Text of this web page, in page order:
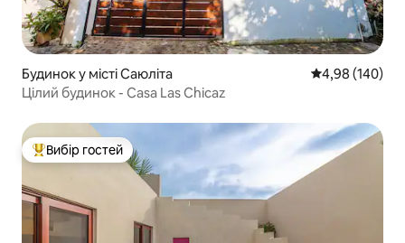
Будинок у місті Саюліта Середня
4,98 (140)
Цілий будинок - Casa Las Chicaz
Топ вибір гостей
Вибір гостей